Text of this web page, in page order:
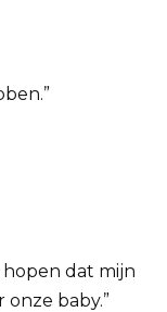
hopen dat mijn
baby.”